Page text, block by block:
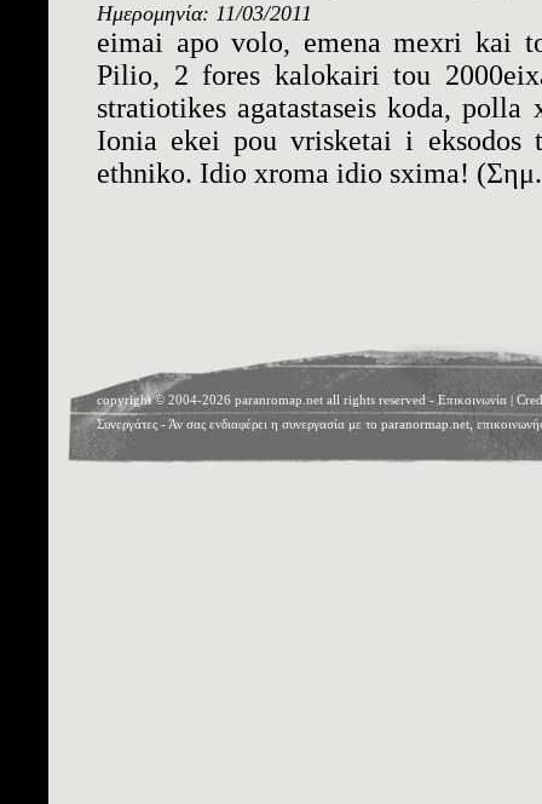
Ημερομηνία: 11/03/2011
eimai apo volo, emena mexri kai
Pilio, 2 fores kalokairi tou
stratiotikes agatastaseis koda,
Ionia ekei pou vrisketai i eksodos
ethniko. Idio xroma idio sxima! (Σημ.
copyright © 2004-2026 paranromap.net all rights reserved - Επικοινωνία |
Συνεργάτες - Άν σας ενδιαφέρει η συνεργασία με το paranormap.net,